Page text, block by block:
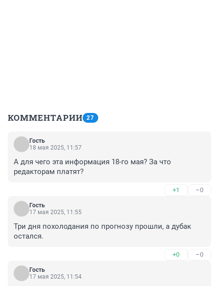
КОММЕНТАРИИ 27
Гость
18 мая 2025, 11:57
А для чего эта информация 18-го мая? За что
редакторам платят?
+1 –0
Гость
17 мая 2025, 11:55
Три дня похолодания по прогнозу прошли, а дубак
остался.
+0 –0
Гость
17 мая 2025, 11:54